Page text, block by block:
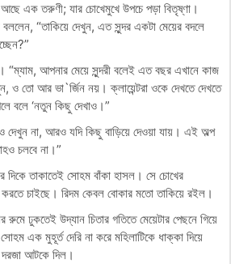
এক তরুণী; যার চোখেমুখে উপচে পড়া বিতৃষ্ণা।
বললেন, “তাকিয়ে দেখুন, এত সুন্দর একটা মেয়ের বদলে
“ম্যাম, আপনার মেয়ে সুন্দরী বলেই এত বছর এখানে কাজ
ও তো আর ভা`র্জিন নয়। ক্লায়েন্টরা ওকে দেখতে দেখতে
বলে ‘নতুন কিছু দেখাও।”
দেখুন না, আরও যদি কিছু বাড়িয়ে দেওয়া যায়। এই অল্প
চলবে না।”
দিকে তাকাতেই সোহম বাঁকা হাসল। সে চোখের
করতে চাইছে। রিদম কেবল বোকার মতো তাকিয়ে রইল।
রুমে ঢুকতেই উদ্যান চিতার গতিতে মেয়েটার পেছনে গিয়ে
এক মুহূর্ত দেরি না করে মহিলাটিকে ধাক্কা দিয়ে
দরজা আটকে দিল।